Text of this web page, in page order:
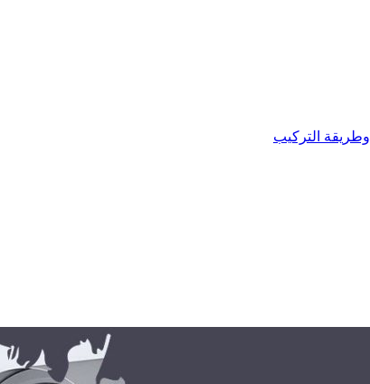
وطريقة التركيب